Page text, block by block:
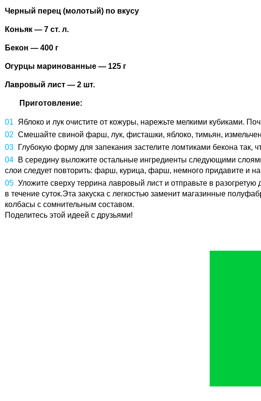
Черный перец (молотый) по вкусу
Коньяк — 7 ст. л.
Бекон — 400 г
Огурцы маринованные — 125 г
Лавровый лист — 2 шт.
Приготовление:
Яблоко и лук очистите от кожуры, нарежьте мелкими кубиками.
Смешайте свиной фарш, лук, фисташки, яблоко, тимьян,
Глубокую форму для запекания застелите ломтиками бекона так,
В середину выложите остальные ингредиенты следующими
слои следует повторить: фарш, курица, фарш, немного придавите и
Уложите сверху террина лавровый лист и отправьте в
в течение суток.Эта закуска с легкостью заменит магазинные
колбасы с сомнительным составом.
Поделитесь этой идеей с друзьями!